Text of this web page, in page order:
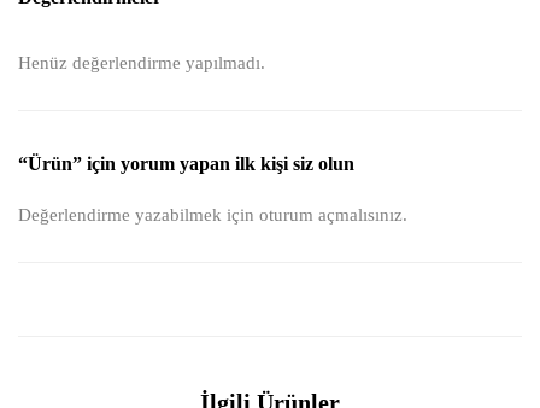
Henüz değerlendirme yapılmadı.
“Ürün” için yorum yapan ilk kişi siz olun
Değerlendirme yazabilmek için oturum açmalısınız.
İlgili Ürünler